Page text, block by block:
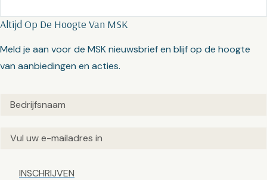
Altijd Op De Hoogte Van MSK
Meld je aan voor de MSK nieuwsbrief en blijf op de hoogte
van aanbiedingen en acties.
Untitled(Vereist)
Email(Vereist)
Captcha